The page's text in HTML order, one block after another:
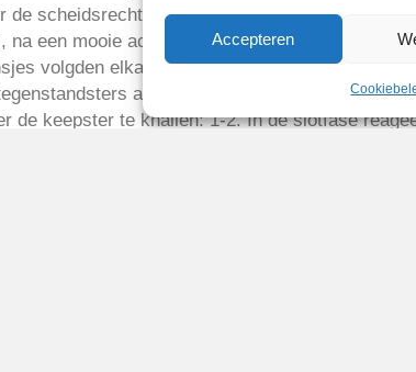
Accepteren
scheidsrechter, die in het veroveren van de
een mooie actie bij de achterlijn, spatte op de
volgden elkaar in rap tempo op, maar het
achter elkaar uit en plaatste de bal
de keepster te knallen: 1-2. In de slotfase